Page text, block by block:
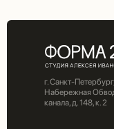
г. Санкт-Петербург,
Набережная
канала, д. 148, к. 2